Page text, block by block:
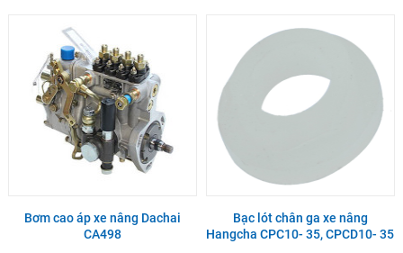
Bơm cao áp xe nâng Dachai
CA498
Bạc lót chân ga xe nâng
Hangcha CPC10- 35, CPCD10- 35